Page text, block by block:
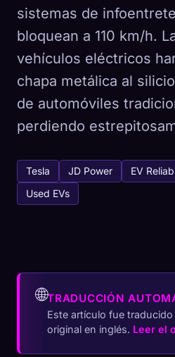
sistemas de
bloquean a 110 km/h.
vehículos eléctricos
chapa metálica al
de automóviles
perdiendo
Tesla JD Power EV
Used EVs
🌐TRADUCCIÓN
Este artículo fue
original en inglés. Leer el